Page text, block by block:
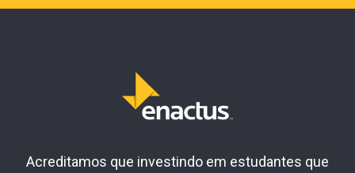
Acreditamos que investindo em estudantes que